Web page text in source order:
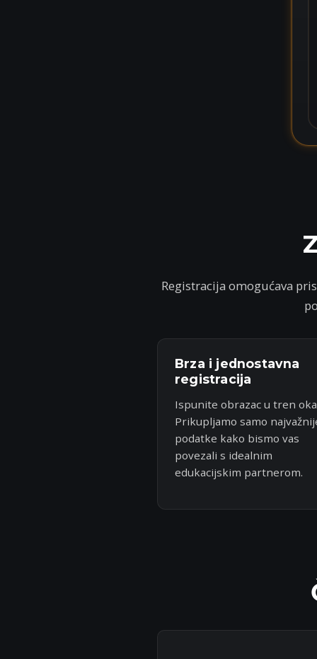
Registracija omogućava
Brza i jednostavna
registracija
Ispunite obrazac u tren
Prikupljamo samo
podatke kako bismo vas
povezali s idealnim
edukacijskim partnerom.